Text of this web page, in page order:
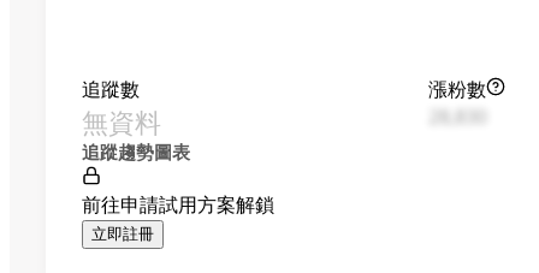
追蹤數
無資料
漲粉數
追蹤趨勢圖表
前往申請試用方案解鎖
立即註冊